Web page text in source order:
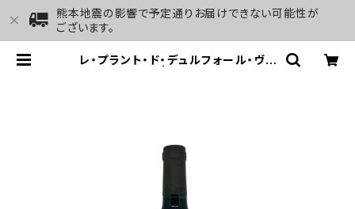
熊本地震の影響で予定通りお届けできない可能性が
ございます。
レ・プラント・ド・デュルフォール・ヴィ